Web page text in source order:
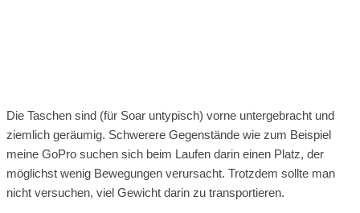
Die Taschen sind (für Soar untypisch) vorne untergebracht und
ziemlich geräumig. Schwerere Gegenstände wie zum Beispiel
meine GoPro suchen sich beim Laufen darin einen Platz, der
möglichst wenig Bewegungen verursacht. Trotzdem sollte man
nicht versuchen, viel Gewicht darin zu transportieren.